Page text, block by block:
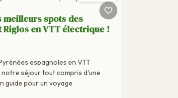
meilleurs spots des
Riglos en VTT électrique !
espagnoles en VTT
séjour tout compris d'une
guide pour un voyage